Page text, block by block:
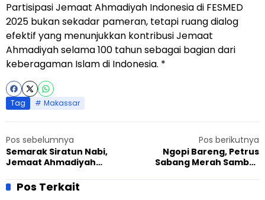
Partisipasi Jemaat Ahmadiyah Indonesia di FESMED
2025 bukan sekadar pameran, tetapi ruang dialog
efektif yang menunjukkan kontribusi Jemaat
Ahmadiyah selama 100 tahun sebagai bagian dari
keberagaman Islam di Indonesia. *
Tag Makassar
Pos sebelumnya
Semarak Siratun Nabi,
Jemaat Ahmadiyah
Teladani Sunnah Rasulullah
Pos berikutnya
Ngopi Bareng, Petrus
Sabang Merah Sambut
Ahmadiyah Sintang
Pos Terkait